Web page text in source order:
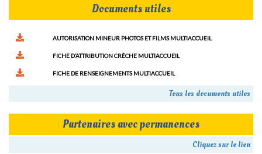
Documents utiles
AUTORISATION MINEUR PHOTOS ET FILMS MULTIACCUEIL
FICHE D’ATTRIBUTION CRÈCHE MULTIACCUEIL
FICHE DE RENSEIGNEMENTS MULTIACCUEIL
Tous les documents utiles
Partenaires avec permanences
Cliquez sur le lien